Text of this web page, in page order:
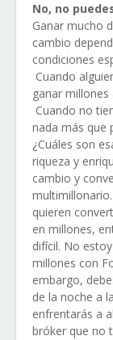
No, no
Ganar mucho
cambio
condiciones
Cuando
ganar
Cuando no
nada más que
¿Cuáles son
riqueza y
cambio y
quieren
en millones,
difícil. No
millones con
embargo,
de la noche a
enfrentarás a
bróker que no